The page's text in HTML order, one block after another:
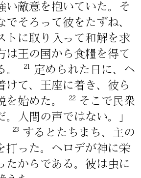
い敵意を抱いていた。そ
でそろって彼をたずね、
トに取り入って和解を求
は王の国から食糧を得て
。
21
定められた日に、ヘ
けて、王座に着き、彼ら
を始めた。
22
そこで民衆
。人間の声ではない。」
23
するとたちまち、主の
打った。ヘロデが神に栄
たからである。彼は虫に